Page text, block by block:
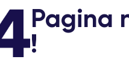
Pagina
!